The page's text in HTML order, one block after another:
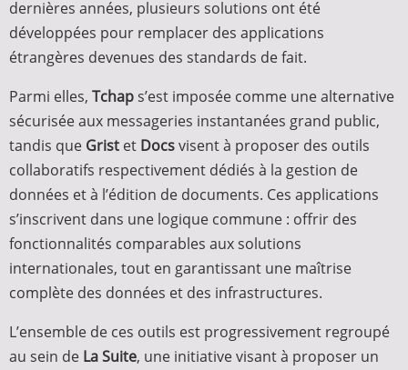
dernières années, plusieurs solutions ont été
développées pour remplacer des applications
étrangères devenues des standards de fait.
Parmi elles, Tchaps’est imposée comme une alternative
sécurisée aux messageries instantanées grand public,
tandis que Grist et Docsvisent à proposer des outils
collaboratifs respectivement dédiés à la gestion de
données et à l’édition de documents. Ces applications
s’inscrivent dans une logique commune : offrir des
fonctionnalités comparables aux solutions
internationales, tout en garantissant une maîtrise
complète des données et des infrastructures.
L’ensemble de ces outils est progressivement regroupé
au sein de La Suite, une initiative visant à proposer un